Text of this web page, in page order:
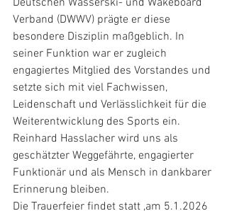
Deutschen Wasserski- und Wakeboard
Verband (DWWV) prägte er diese
besondere Disziplin maßgeblich. In
seiner Funktion war er zugleich
engagiertes Mitglied des Vorstandes und
setzte sich mit viel Fachwissen,
Leidenschaft und Verlässlichkeit für die
Weiterentwicklung des Sports ein.
Reinhard Hasslacher wird uns als
geschätzter Weggefährte, engagierter
Funktionär und als Mensch in dankbarer
Erinnerung bleiben.
Die Trauerfeier findet statt ,am 5.1.2026